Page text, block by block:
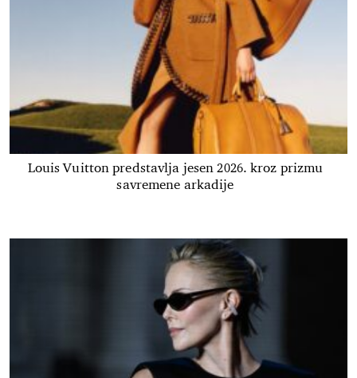
Louis Vuitton predstavlja jesen 2026. kroz prizmu
savremene arkadije